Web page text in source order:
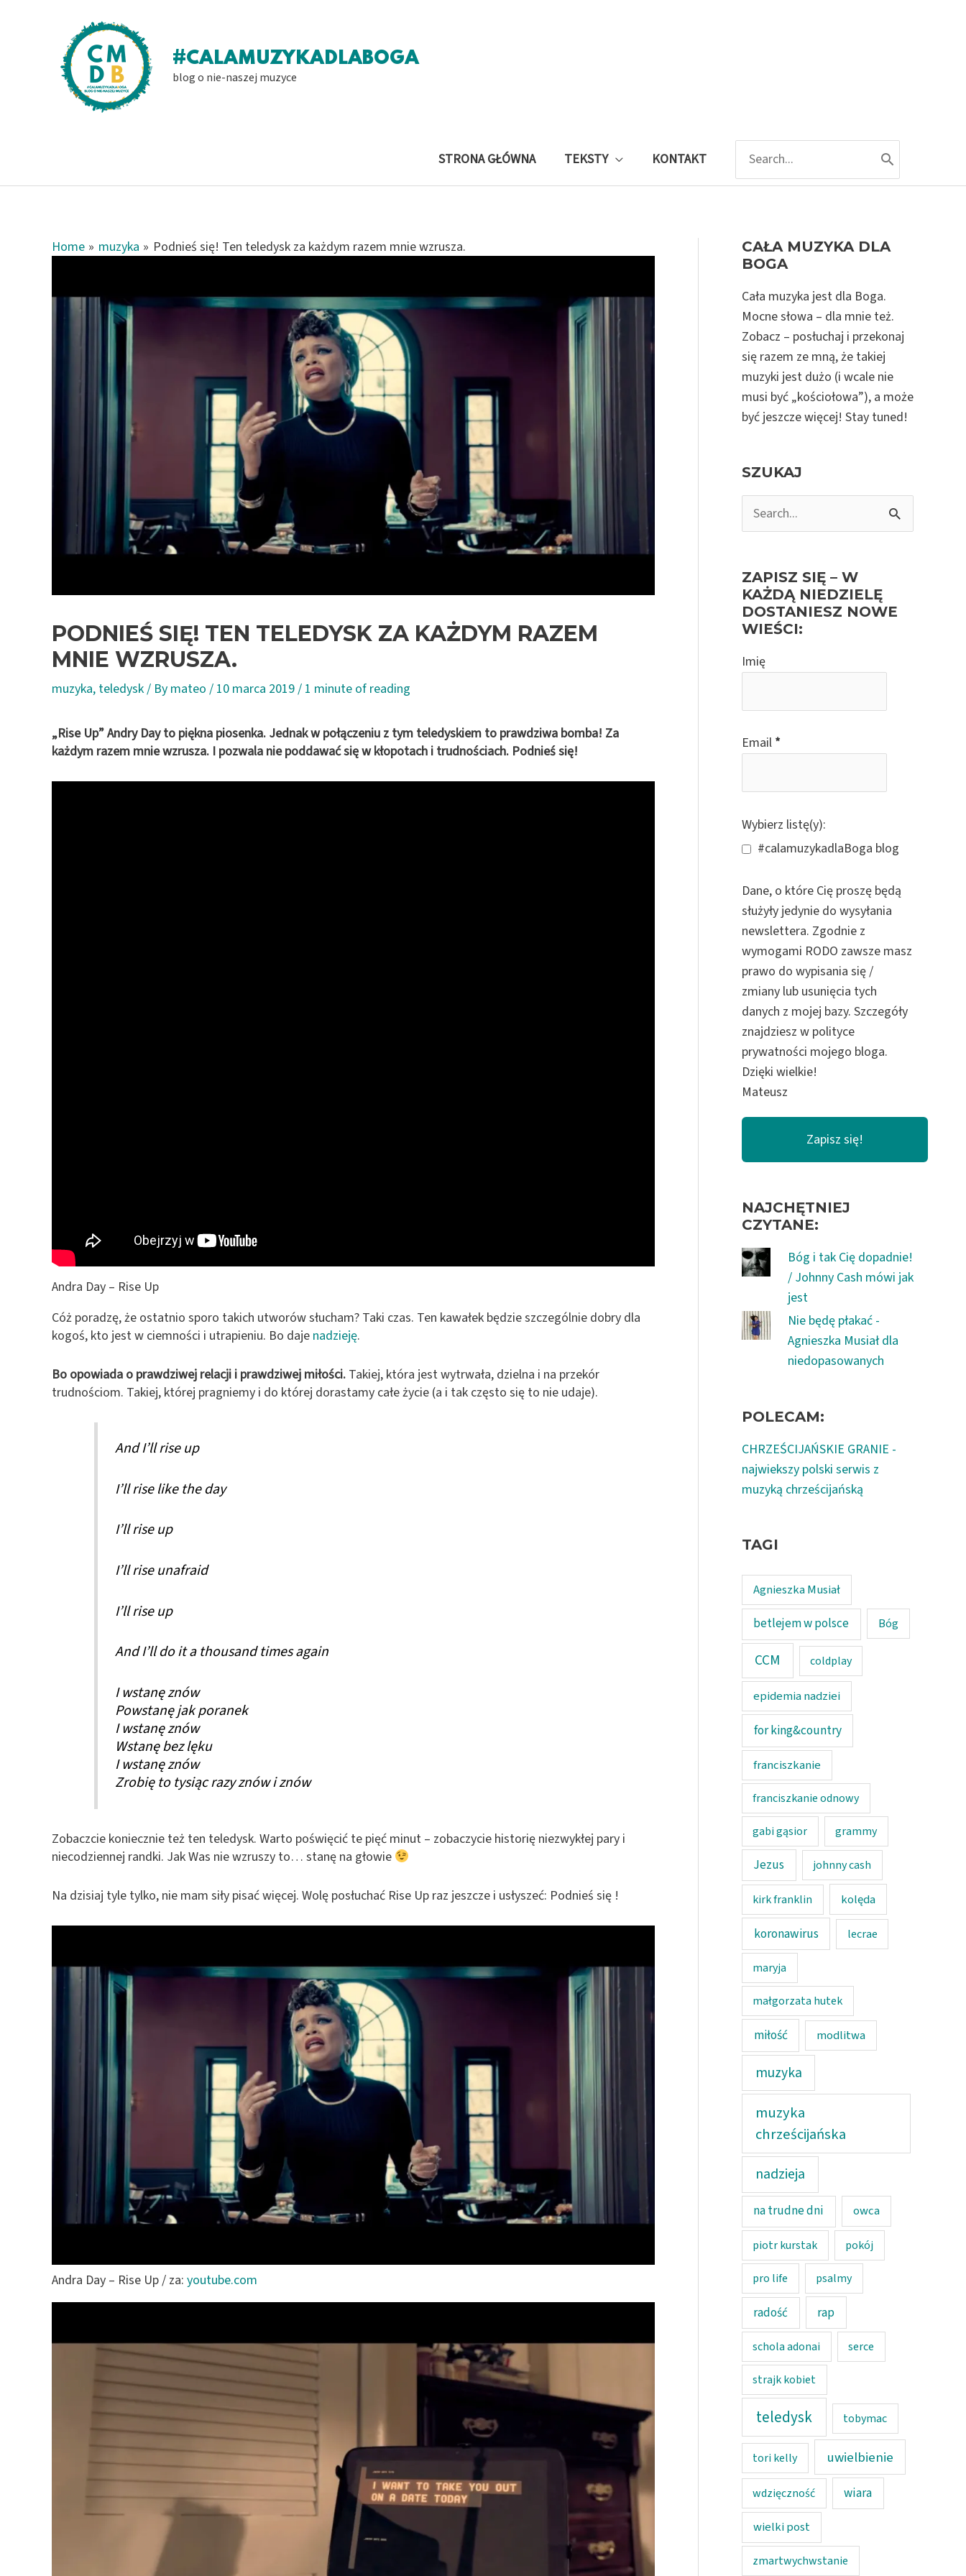
#CALAMUZYKADLABOGA
blog o nie-naszej muzyce
STRONA GŁÓWNA TEKSTY KONTAKT
FOR:
Home muzyka Podnieś się! Ten teledysk za każdym razem mnie wzrusza.
PODNIEŚ SIĘ! TEN TELEDYSK ZA KAŻDYM RAZEM
MNIE WZRUSZA.
muzyka, teledysk/ By mateo / 10 marca 2019/ 1 minute of reading
„Rise Up” Andry Day to piękna piosenka. Jednak w połączeniu z tym teledyskiem to prawdziwa bomba! Za
każdym razem mnie wzrusza. I pozwala nie poddawać się w kłopotach i trudnościach. Podnieś się!
Andra Day – Rise Up
Cóż poradzę, że ostatnio sporo takich utworów słucham? Taki czas. Ten kawałek będzie szczególnie dobry dla
kogoś, kto jest w ciemności i utrapieniu. Bo daje nadzieję.
Bo opowiada o prawdziwej relacji i prawdziwej miłości. Takiej, która jest wytrwała, dzielna i na przekór
trudnościom. Takiej, której pragniemy i do której dorastamy całe życie (a i tak często się to nie udaje).
And I’ll rise up
I’ll rise like the day
I’ll rise up
I’ll rise unafraid
I’ll rise up
And I’ll do it a thousand times again
I wstanę znów
Powstanę jak poranek
I wstanę znów
Wstanę bez lęku
I wstanę znów
Zrobię to tysiąc razy znów i znów
Zobaczcie koniecznie też ten teledysk. Warto poświęcić te pięć minut – zobaczycie historię niezwykłej pary i
niecodziennej randki. Jak Was nie wzruszy to… stanę na głowie
Na dzisiaj tyle tylko, nie mam siły pisać więcej. Wolę posłuchać Rise Up raz jeszcze i usłyszeć: Podnieś się !
Andra Day – Rise Up / za: youtube.com
CAŁA MUZYKA DLA
BOGA
Cała muzyka jest dla Boga.
Mocne słowa – dla mnie też.
Zobacz – posłuchaj i przekonaj
się razem ze mną, że takiej
muzyki jest dużo (i wcale nie
musi być „kościołowa”), a może
być jeszcze więcej! Stay tuned!
SZUKAJ
c
h
f
r
ZAPISZ SIĘ – W
KAŻDĄ NIEDZIELĘ
DOSTANIESZ NOWE
WIEŚCI:
Imię
Email *
Wybierz listę(y):
#calamuzykadlaBoga blog
Dane, o które Cię proszę będą
służyły jedynie do wysyłania
newslettera. Zgodnie z
wymogami RODO zawsze masz
prawo do wypisania się /
zmiany lub usunięcia tych
danych z mojej bazy. Szczegóły
znajdziesz w polityce
prywatności mojego bloga.
Dzięki wielkie!
Mateusz
NAJCHĘTNIEJ
CZYTANE:
Bóg i tak Cię dopadnie!
/ Johnny Cash mówi jak
jest
Nie będę płakać -
Agnieszka Musiał dla
niedopasowanych
POLECAM:
CHRZEŚCIJAŃSKIE GRANIE -
najwiekszy polski serwis z
muzyką chrześcijańską
TAGI
Agnieszka Musiał
betlejem w polsce
Bóg
CCM coldplay
epidemia nadziei
for king&country
franciszkanie
franciszkanie odnowy
gabi gąsior grammy
Jezus johnny cash
kirk franklin kolęda
koronawirus lecrae
maryja
małgorzata hutek
miłość modlitwa
muzyka
muzyka
chrześcijańska
nadzieja
na trudne dni owca
piotr kurstak pokój
pro life psalmy
radość rap
schola adonai serce
strajk kobiet
teledysk tobymac
tori kelly uwielbienie
wdzięczność
wiara
wielki post
zmartwychwstanie